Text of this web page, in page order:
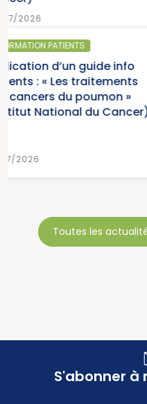
Toutes les
S'abonner à